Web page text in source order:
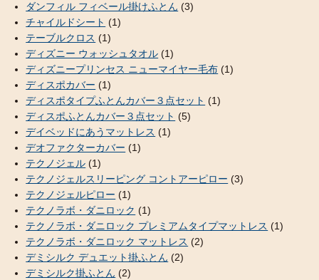
ダンフィル フィベール掛けふとん (3)
チャイルドシート (1)
テーブルクロス (1)
ディズニー ウォッシュタオル (1)
ディズニープリンセス ニューマイヤー毛布 (1)
ディスポカバー (1)
ディスポタイプふとんカバー３点セット (1)
ディスポふとんカバー３点セット (5)
デイベッドにあうマットレス (1)
デオファクターカバー (1)
テクノジェル (1)
テクノジェルスリーピング コントアーピロー (3)
テクノジェルピロー (1)
テクノラボ・ダニロック (1)
テクノラボ・ダニロック プレミアムタイプマットレス (1)
テクノラボ・ダニロック マットレス (2)
デミシルク デュエット掛ふとん (2)
デミシルク掛ふとん (2)